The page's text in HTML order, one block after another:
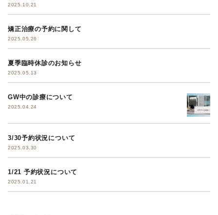
2025.10.21
矯正治療の予約に関して
2025.05.26
夏季臨時休診のお知らせ
2025.05.13
GW中の診療について
2025.04.24
3/30予約状況について
2025.03.30
1/21 予約状況について
2025.01.21